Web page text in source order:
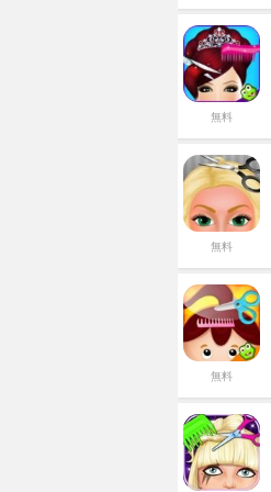
無料
無料
無料